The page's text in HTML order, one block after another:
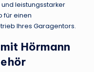
leistungsstarker
für einen
Ihres Garagentors.
Hörmann